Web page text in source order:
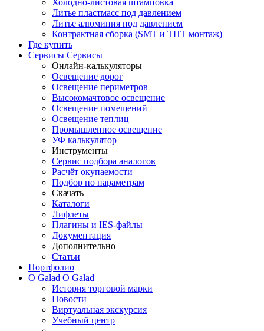
Литье пластмасс под давлением
Литье алюминия под давлением
Контрактная сборка (SMT и THT монтаж)
Где купить
Сервисы Сервисы
Онлайн-калькуляторы
Освещение дорог
Освещение периметров
Высокомачтовое освещение
Освещение помещений
Освещение теплиц
Промышленное освещение
УФ калькулятор
Инструменты
Сервис подбора аналогов
Расчёт окупаемости
Подбор по параметрам
Скачать
Каталоги
Лифлеты
Плагины и IES-файлы
Документация
Дополнительно
Статьи
Портфолио
О Galad О Galad
История торговой марки
Новости
Виртуальная экскурсия
Учебный центр